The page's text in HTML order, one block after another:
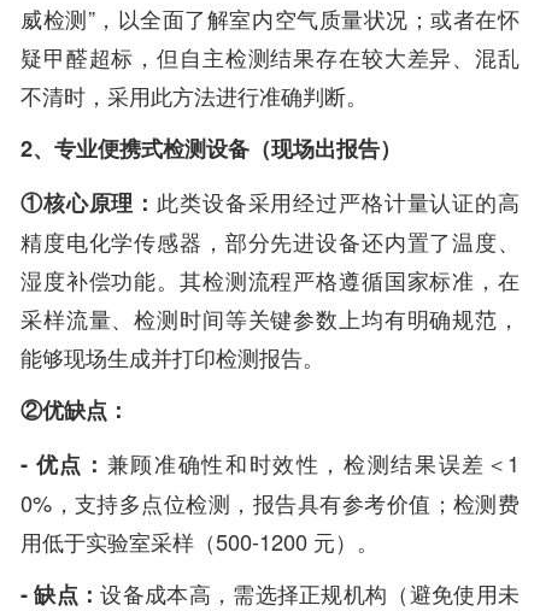
威检测”，以全面了解室内空气质量状况；或者在怀
疑甲醛超标，但自主检测结果存在较大差异、混乱
不清时，采用此方法进行准确判断。
2、专业便携式检测设备（现场出报告）
①核心原理： 此类设备采用经过严格计量认证的高
精度电化学传感器，部分先进设备还内置了温度、
湿度补偿功能。其检测流程严格遵循国家标准，在
采样流量、检测时间等关键参数上均有明确规范，
能够现场生成并打印检测报告。
②优缺点：
- 优点： 兼顾准确性和时效性，检测结果误差＜1
0%，支持多点位检测，报告具有参考价值；检测费
用低于实验室采样（500-1200 元）。
- 缺点：设备成本高，需选择正规机构（避免使用未